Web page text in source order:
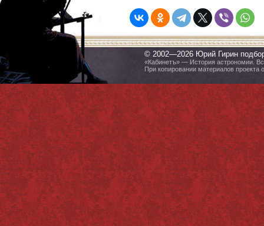
© 2002—2026 Юрий Гирин
«Кабинетъ» — История астрономии.
При копировании материалов проекта